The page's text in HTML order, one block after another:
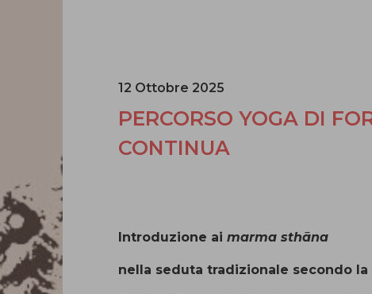
12 Ottobre 2025
PERCORSO YOGA DI
CONTINUA
Introduzione ai marma sthāna
nella seduta tradizionale secondo